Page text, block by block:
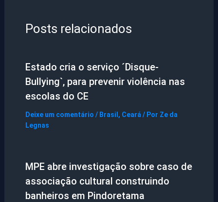
Posts relacionados
Estado cria o serviço ´Disque-
Bullying`, para prevenir violência nas
escolas do CE
Deixe um comentário / Brasil, Ceará / Por Ze da
Legnas
MPE abre investigação sobre caso de
associação cultural construindo
banheiros em Pindoretama